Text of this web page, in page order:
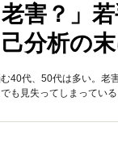
老害？」
分析の
40代、50代は多い。
も見失ってしまってい